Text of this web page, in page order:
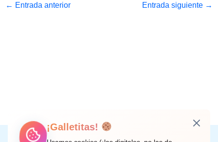
← Entrada anterior Entrada siguiente →
¡Galletitas!